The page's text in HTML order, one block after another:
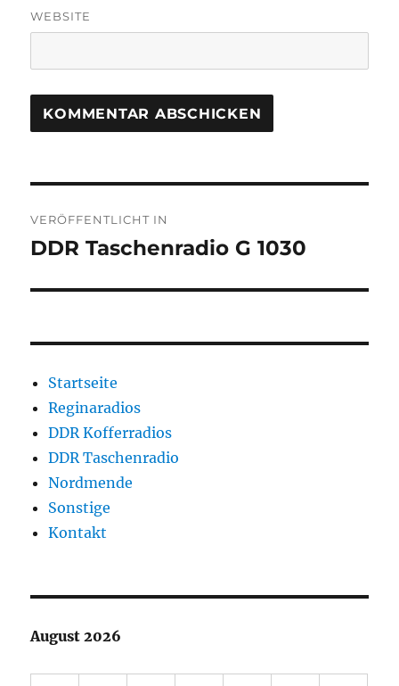
WEBSITE
VERÖFFENTLICHT IN
DDR Taschenradio G 1030
Startseite
Reginaradios
DDR Kofferradios
DDR Taschenradio
Nordmende
Sonstige
Kontakt
August 2026